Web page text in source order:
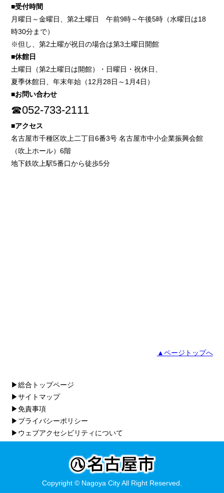
■受付時間
月曜日～金曜日、第2土曜日 午前9時～午後5時（水曜日は18
時30分まで）
※但し、第2土曜が祝日の場合は第3土曜日開館
■休館日
土曜日（第2土曜日は開館）・日曜日・祝休日、
夏季休館日、年末年始（12月28日～1月4日）
■お問い合わせ
☎052-733-2111
■アクセス
名古屋市千種区吹上二丁目6番3号 名古屋市中小企業振興会館
（吹上ホール）6階
地下鉄吹上駅5番口から徒歩5分
▲ページトップへ
▶総合トップページ
▶サイトマップ
▶免責事項
▶プライバシーポリシー
▶ウェブアクセシビリティについて
Copyright © Nagoya City All Right Reserved.